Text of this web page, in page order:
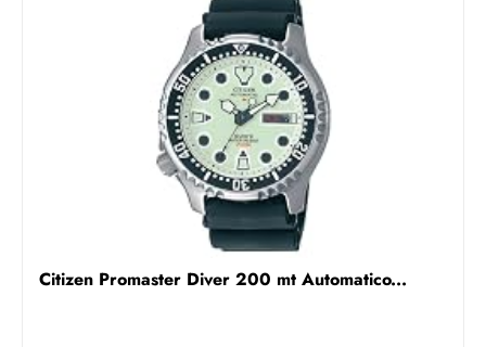
Citizen Promaster Diver 200 mt Automatico...